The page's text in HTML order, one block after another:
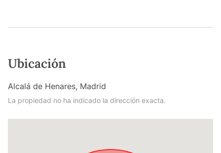
Ubicación
Alcalá de Henares, Madrid
La propiedad no ha indicado la dirección exacta.